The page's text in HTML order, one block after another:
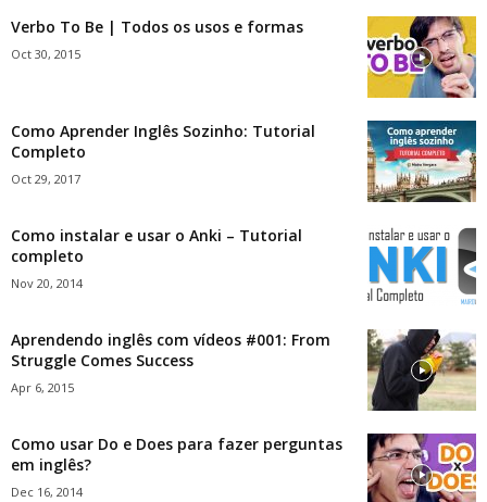
Verbo To Be | Todos os usos e formas
Oct 30, 2015
Como Aprender Inglês Sozinho: Tutorial
Completo
Oct 29, 2017
Como instalar e usar o Anki – Tutorial
completo
Nov 20, 2014
Aprendendo inglês com vídeos #001: From
Struggle Comes Success
Apr 6, 2015
Como usar Do e Does para fazer perguntas
em inglês?
Dec 16, 2014